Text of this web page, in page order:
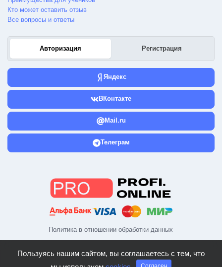
Политика в отношении обработки данных
Кто может оставить отзыв
Все вопросы и ответы
Авторизация Регистрация
Яндекс
ВКонтакте
Mail.ru
Телеграм
Пользуясь нашим сайтом, вы соглашаетесь с тем, что